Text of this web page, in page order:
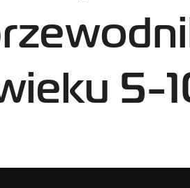
CENNIK
BILET WSPÓLNY
5-